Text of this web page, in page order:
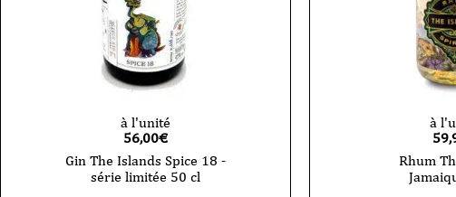
à l'unité
56,00€
Gin The Islands Spice 18 -
série limitée 50 cl
à
Rhum